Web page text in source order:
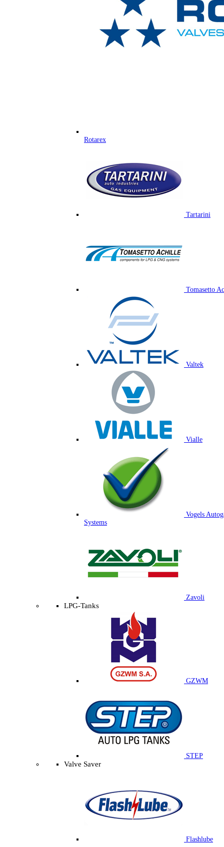
Rotarex
Tartarini
Tomasetto
Valtek
Vialle
Vogels
Systems
Zavoli
LPG-Tanks
GZWM
STEP
Valve Saver
Flashlube